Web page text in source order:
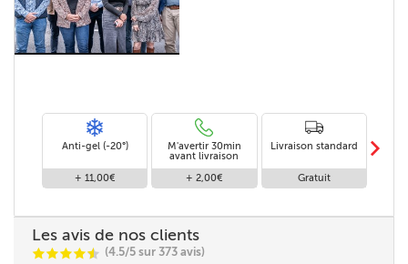
Anti-gel (-20°)
+ 11,00€
M'avertir 30min
avant livraison
+ 2,00€
Livraison standard
Gratuit
m
Les avis de nos clients
CCCCi
@ (4.5/5 sur 373 avis)